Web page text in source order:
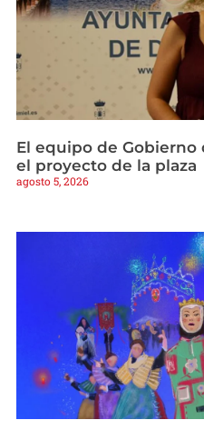
El equipo de
el proyecto de la plaza
agosto 5, 2026